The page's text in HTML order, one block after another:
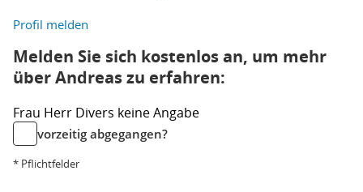
Profil melden
Melden Sie sich kostenlos an, um mehr
über Andreas zu erfahren:
Frau Herr Divers keine Angabe
vorzeitig abgegangen?
* Pflichtfelder